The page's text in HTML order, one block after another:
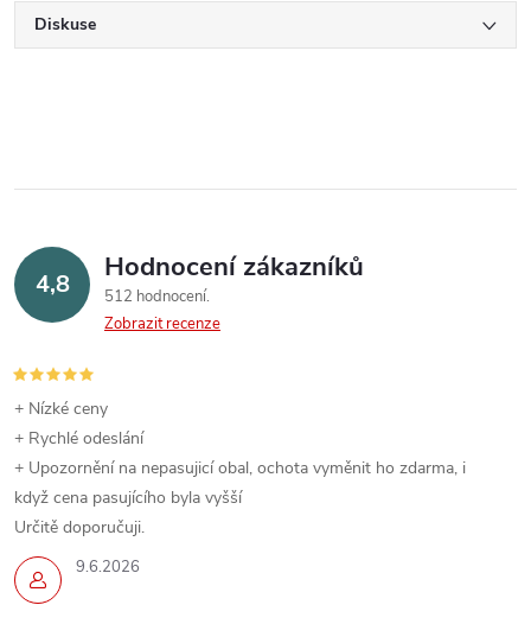
Diskuse
4,8 Hodnocení zákazníků
512 hodnocení
Zobrazit recenze
9.6.2026
+ Nízké ceny
+ Rychlé odeslání
+ Upozornění na nepasujicí obal, ochota vyměnit ho zdarma, i
když cena pasujícího byla vyšší
Určitě doporučuji.